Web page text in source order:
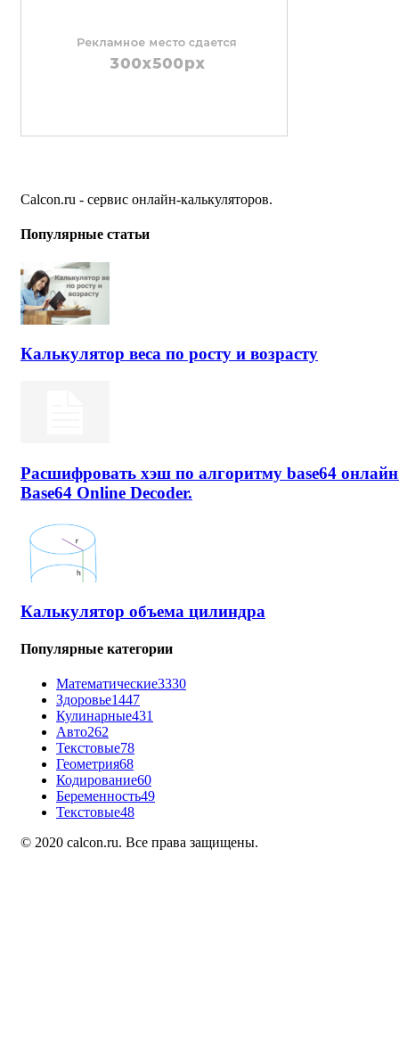
Calcon.ru - сервис онлайн-калькуляторов.
Популярные статьи
Калькулятор веса по росту и возрасту
Расшифровать хэш по алгоритму base64
Base64 Online Decoder.
Калькулятор объема цилиндра
Популярные категории
Математические3330
Здоровье1447
Кулинарные431
Авто262
Текстовые78
Геометрия68
Кодирование60
Беременность49
Текстовые48
© 2020 calcon.ru. Все права защищены.